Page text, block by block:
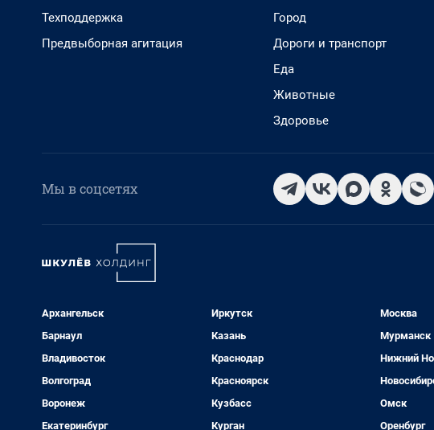
Техподдержка
Предвыборная агитация
Город
Дороги и транспорт
Еда
Животные
Здоровье
Мы в соцсетях
Архангельск
Барнаул
Владивосток
Волгоград
Воронеж
Екатеринбург
Иркутск
Казань
Краснодар
Красноярск
Кузбасс
Курган
Москва
Мурманск
Нижний
Омск
Оренбург